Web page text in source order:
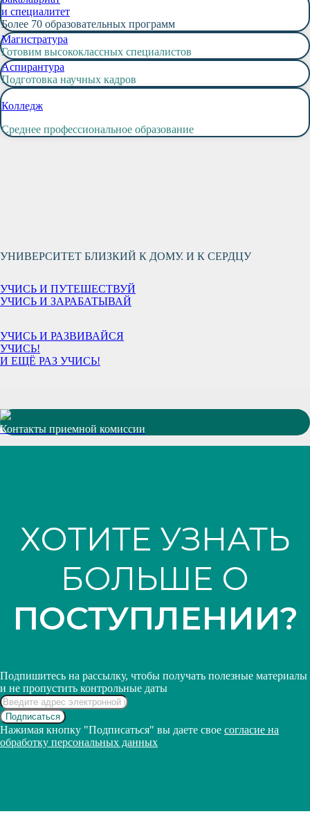
и специалитет
Более 70 образовательных программ
Магистратура
Готовим высококлассных специалистов
Аспирантура
Подготовка научных кадров
Колледж
Среднее профессиональное образование
УНИВЕРСИТЕТ БЛИЗКИЙ К ДОМУ. И К СЕРДЦУ
УЧИСЬ И ПУТЕШЕСТВУЙ
УЧИСЬ И ЗАРАБАТЫВАЙ
УЧИСЬ И РАЗВИВАЙСЯ
УЧИСЬ!
И ЕЩЁ РАЗ УЧИСЬ!
Контакты приемной комиссии
ХОТИТЕ УЗНАТЬ
БОЛЬШЕ О
ПОСТУПЛЕНИИ?
Подпишитесь на рассылку, чтобы получать полезные материалы
и не пропустить контрольные даты
Подписаться
Нажимая кнопку "Подписаться" вы даете свое согласие на
обработку персональных данных